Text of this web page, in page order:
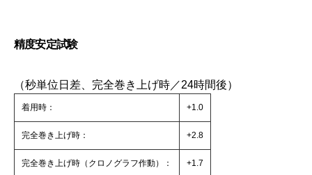
精度安定試験
（秒単位日差、完全巻き上げ時／24時間後）
着用時： +1.0
完全巻き上げ時： +2.8
完全巻き上げ時（クロノグラフ作動）： +1.7